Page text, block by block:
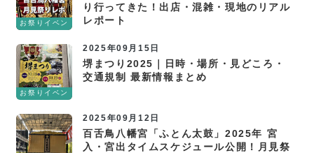
お祭りイベン
ト
り行ってきた！出店・混雑・現地のリアル
レポート
お祭りイベン
ト
2025年09月15日
堺まつり2025｜日時・場所・見どころ・
交通規制 最新情報まとめ
2025年09月12日
百舌鳥八幡宮「ふとん太鼓」2025年 宮
入・宮出タイムスケジュール公開！月見祭